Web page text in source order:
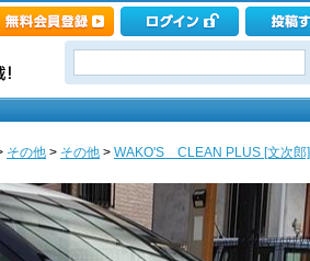
その他 > その他 > WAKO'S CLEAN PLUS [文次郎]